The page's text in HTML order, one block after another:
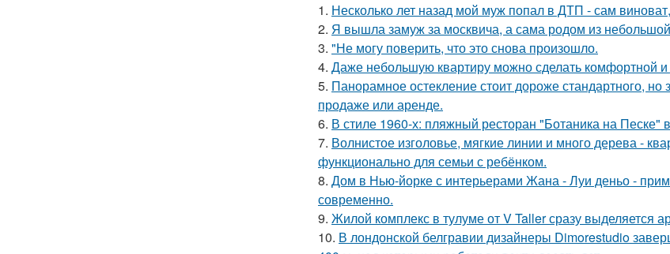
1. Несколько лет назад мой муж попал в ДТП - сам
2. Я вышла замуж за москвича, а сама родом из
3. "Не могу поверить, что это снова произошло.
4. Даже небольшую квартиру можно сделать комфортной
5. Панорамное остекление стоит дороже стандартного,
продаже или аренде.
6. В стиле 1960-х: пляжный ресторан "Ботаника на Песке"
7. Волнистое изголовье, мягкие линии и много дерева -
функционально для семьи с ребёнком.
8. Дом в Нью-йорке с интерьерами Жана - Луи деньо -
современно.
9. Жилой комплекс в тулуме от V Taller сразу выделяется
10. В лондонской белгравии дизайнеры Dimorestudio